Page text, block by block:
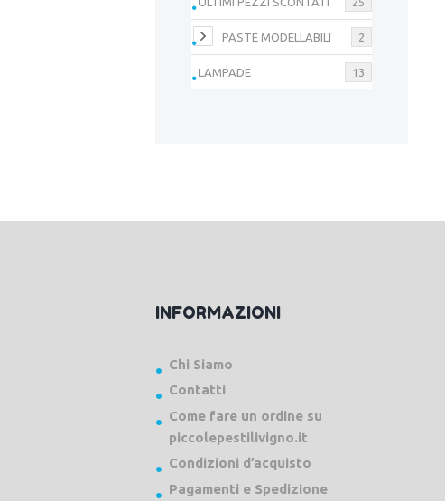
PASTE MODELLABILI 2
LAMPADE 13
INFORMAZIONI
Chi Siamo
Contatti
Come fare un ordine su
piccolepestilivigno.it
Condizioni d’acquisto
Pagamenti e Spedizione